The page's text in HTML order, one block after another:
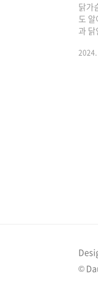
닭가
도
과
나트
낄
©